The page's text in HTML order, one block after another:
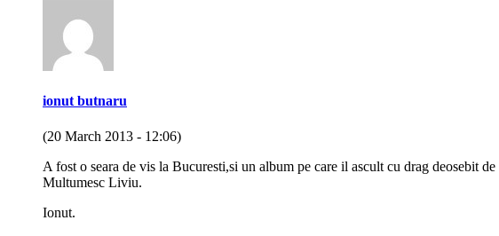
ionut butnaru
(20 March 2013 - 12:06)
A fost o seara de vis la Bucuresti,si un album pe care il ascult cu drag deosebit
Multumesc Liviu.
Ionut.